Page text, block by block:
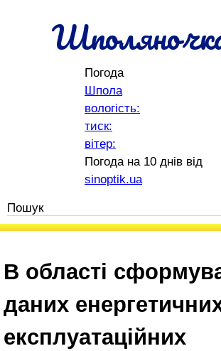
Погода
Шпола
вологість:
тиск:
вітер:
Погода на 10 днів від
sinoptik.ua
В області
даних
експлуатаційних